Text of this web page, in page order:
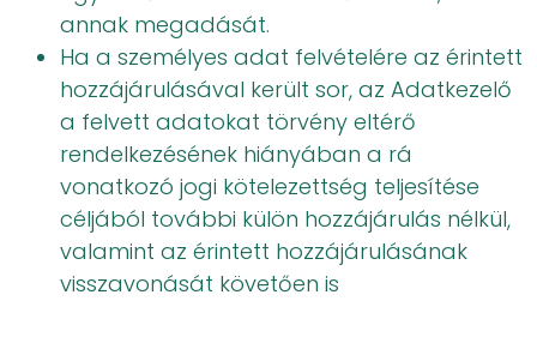
annak megadását.
Ha a személyes adat felvételére az érintett
hozzájárulásával került sor, az Adatkezelő
a felvett adatokat törvény eltérő
rendelkezésének hiányában a rá
vonatkozó jogi kötelezettség teljesítése
céljából további külön hozzájárulás nélkül,
valamint az érintett hozzájárulásának
visszavonását követően is